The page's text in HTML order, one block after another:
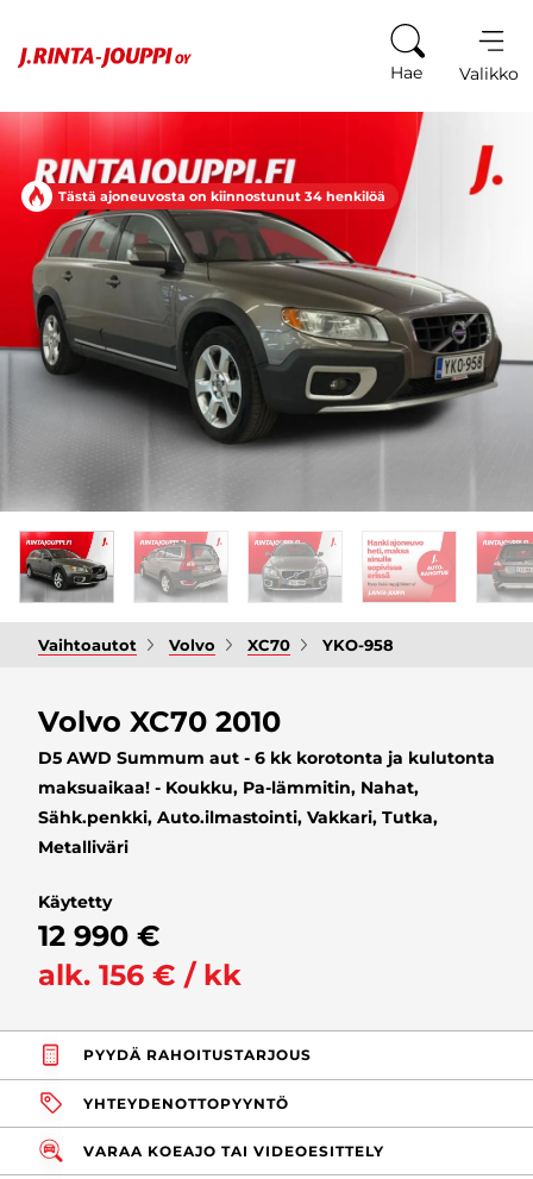
Hae Valikko
Tästä ajoneuvosta on kiinnostunut 34 henkilöä
Vaihtoautot Volvo XC70 YKO-958
Volvo XC70 2010
D5 AWD Summum aut - 6 kk korotonta ja kulutonta
maksuaikaa! - Koukku, Pa-lämmitin, Nahat,
Sähk.penkki, Auto.ilmastointi, Vakkari, Tutka,
Metalliväri
Käytetty
12 990 €
alk. 156 € / kk
PYYDÄ RAHOITUSTARJOUS
YHTEYDENOTTOPYYNTÖ
VARAA KOEAJO TAI VIDEOESITTELY